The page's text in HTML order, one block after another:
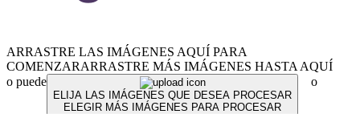
ARRASTRE LAS IMÁGENES AQUÍ PARA
COMENZARARRASTRE MÁS IMÁGENES HASTA AQUÍ
o puede
ELIJA LAS IMÁGENES QUE DESEA PROCESAR
ELEGIR MÁS IMÁGENES PARA PROCESAR
o